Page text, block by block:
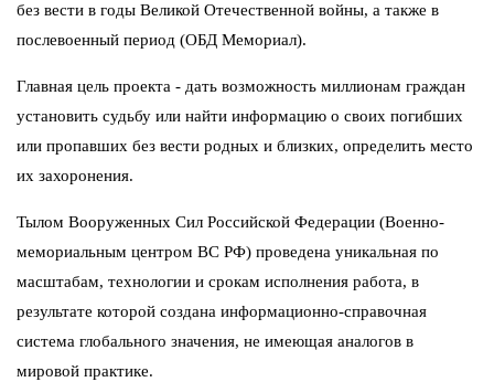
без вести в годы Великой Отечественной войны, а также в
послевоенный период (ОБД Мемориал).
Главная цель проекта - дать возможность миллионам граждан
установить судьбу или найти информацию о своих погибших
или пропавших без вести родных и близких, определить место
их захоронения.
Тылом Вооруженных Сил Российской Федерации (Военно-
мемориальным центром ВС РФ) проведена уникальная по
масштабам, технологии и срокам исполнения работа, в
результате которой создана информационно-справочная
система глобального значения, не имеющая аналогов в
мировой практике.